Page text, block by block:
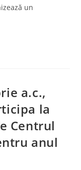
un
a.c.,
la
Centrul
anul